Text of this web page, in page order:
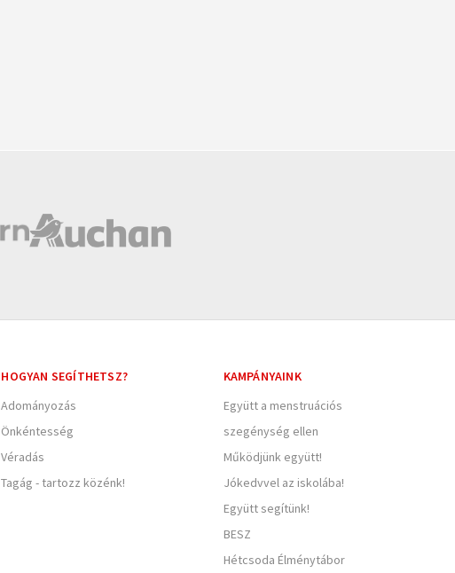
HOGYAN SEGÍTHETSZ?
Adományozás
Önkéntesség
Véradás
Tagág - tartozz közénk!
KAMPÁNYAINK
Együtt a menstruációs
szegénység ellen
Működjünk együtt!
Jókedvvel az iskolába!
Együtt segítünk!
BESZ
Hétcsoda Élménytábor